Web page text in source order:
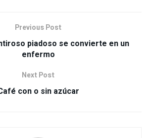
Previous Post
piadoso se convierte en un
enfermo
Next Post
con o sin azúcar